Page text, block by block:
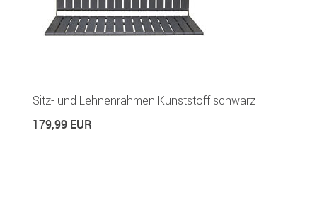
Sitz- und Lehnenrahmen Kunststoff schwarz
179,99 EUR